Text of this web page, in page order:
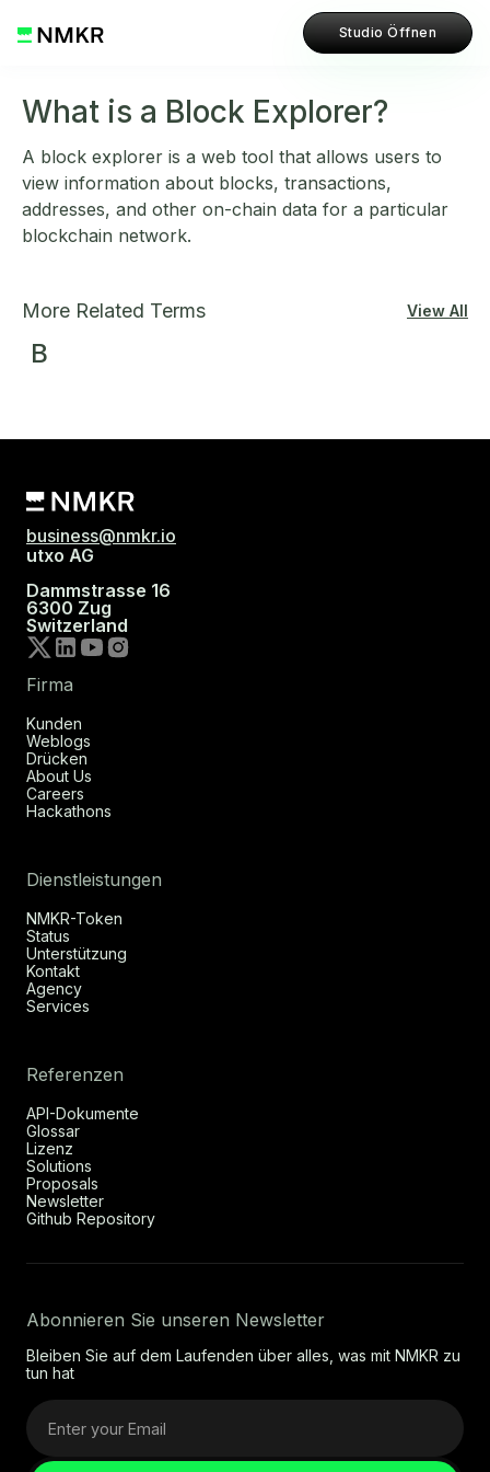
Studio Öffnen
What is a Block Explorer?
A block explorer is a web tool that allows users to
view information about blocks, transactions,
addresses, and other on-chain data for a particular
blockchain network.
More Related Terms View All
B
business@nmkr.io
utxo AG
Dammstrasse 16
6300 Zug
Switzerland
Firma
Kunden
Weblogs
Drücken
About Us
Careers
Hackathons
Dienstleistungen
NMKR-Token
Status
Unterstützung
Kontakt
Agency
Services
Referenzen
API-Dokumente
Glossar
Lizenz
Solutions
Proposals
Newsletter
Github Repository
Abonnieren Sie unseren Newsletter
Bleiben Sie auf dem Laufenden über alles, was mit NMKR zu
tun hat